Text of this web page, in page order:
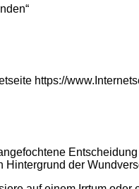
https://
Hintergrund der